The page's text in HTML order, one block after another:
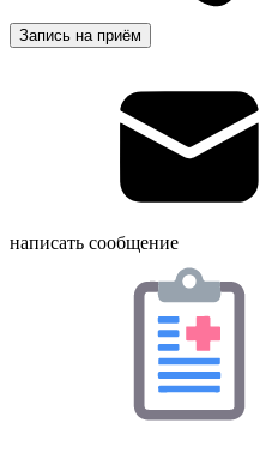
Запись на приём
написать сообщение